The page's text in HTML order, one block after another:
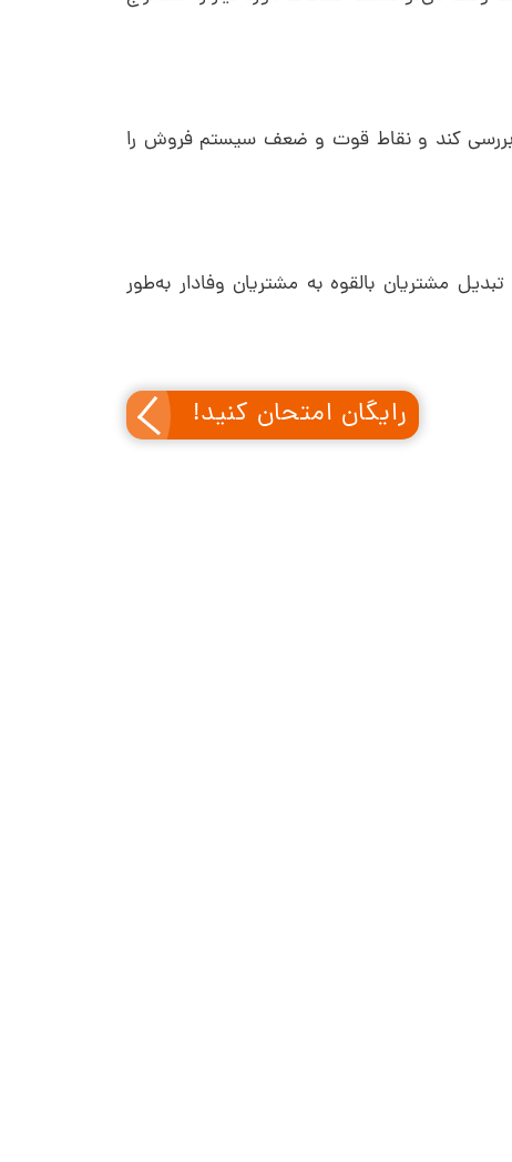
بررسی کند و نقاط قوت و ضعف سیستم فروش را
مشتریان بالقوه به مشتریان وفادار به‌طور
رایگان امتحان کنید!